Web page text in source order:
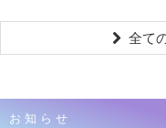
全て
お知らせ